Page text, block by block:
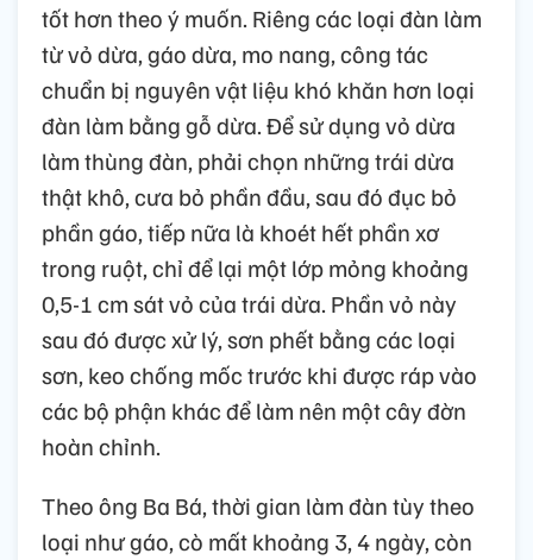
tốt hơn theo ý muốn. Riêng các loại đàn làm
từ vỏ dừa, gáo dừa, mo nang, công tác
chuẩn bị nguyên vật liệu khó khăn hơn loại
đàn làm bằng gỗ dừa. Để sử dụng vỏ dừa
làm thùng đàn, phải chọn những trái dừa
thật khô, cưa bỏ phần đầu, sau đó đục bỏ
phần gáo, tiếp nữa là khoét hết phần xơ
trong ruột, chỉ để lại một lớp mỏng khoảng
0,5-1 cm sát vỏ của trái dừa. Phần vỏ này
sau đó được xử lý, sơn phết bằng các loại
sơn, keo chống mốc trước khi được ráp vào
các bộ phận khác để làm nên một cây đờn
hoàn chỉnh.
Theo ông Ba Bá, thời gian làm đàn tùy theo
loại như gáo, cò mất khoảng 3, 4 ngày, còn